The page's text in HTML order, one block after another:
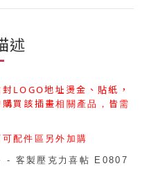
述
LOGO地址燙金、貼紙，
買 該插畫相關產品，皆需
配件區另外加購
- 客製壓克力喜帖 E0807